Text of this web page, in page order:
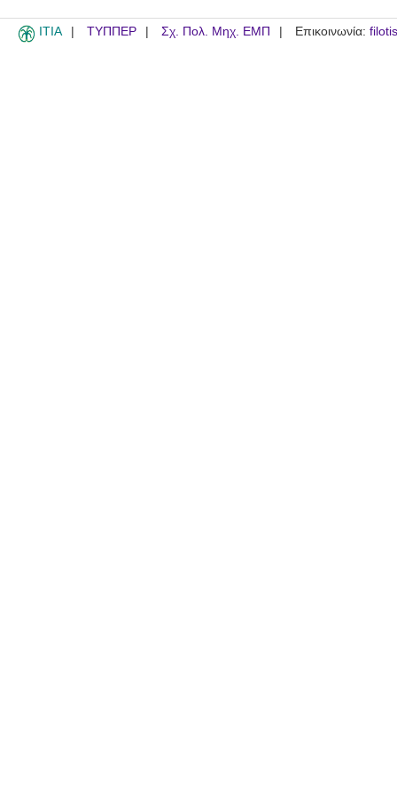
ITIA ΤΥΠΠΕΡ Σχ. Πολ. Μηχ. ΕΜΠ Επικοινωνία: